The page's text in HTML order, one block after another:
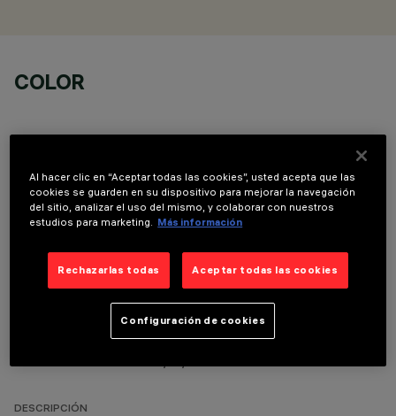
COLOR
COMPONENTES OPCIONALES
DATOS TÉCNICOS
ÚLTIMA ACTUALIZACIÓN: 05/08/2026
DESCRIPCIÓN
Al hacer clic en “Aceptar todas las cookies”, usted acepta que las
cookies se guarden en su dispositivo para mejorar la navegación
del sitio, analizar el uso del mismo, y colaborar con nuestros
estudios para marketing.
Más información
Rechazarlas todas Aceptar todas las cookies
Configuración de cookies